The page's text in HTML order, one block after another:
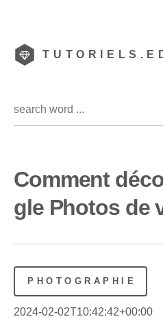
Comment
gle Photos de
PHOTOGRAPHIE
2024-02-02T10:42:42+00:00